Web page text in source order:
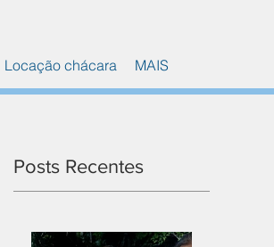
Locação chácara MAIS
Posts Recentes